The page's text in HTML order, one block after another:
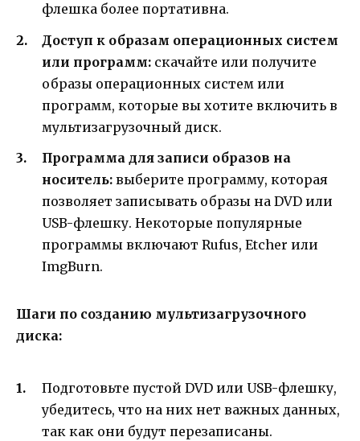
флешка более портативна.
Доступ к образам операционных систем
или программ: скачайте или получите
образы операционных систем или
программ, которые вы хотите включить в
мультизагрузочный диск.
Программа для записи образов на
носитель: выберите программу, которая
позволяет записывать образы на DVD или
USB-флешку. Некоторые популярные
программы включают Rufus, Etcher или
ImgBurn.
Шаги по созданию мультизагрузочного
диска:
Подготовьте пустой DVD или USB-флешку,
убедитесь, что на них нет важных данных,
так как они будут перезаписаны.